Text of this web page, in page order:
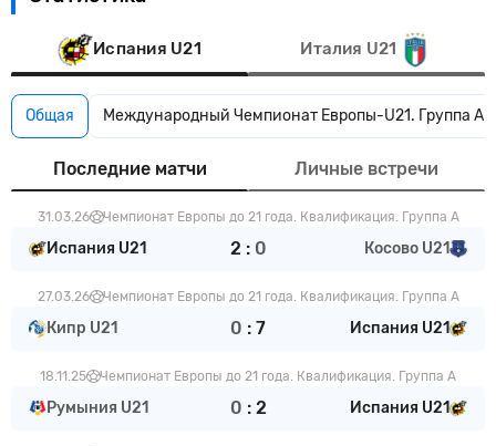
Испания U21 Италия U21
Общая Международный Чемпионат Европы-U21. Группа А
Последние матчи Личные встречи
31.03.26 Чемпионат Европы до 21 года. Квалификация. Группа A
Испания U21 2 : 0 Косово U21
27.03.26 Чемпионат Европы до 21 года. Квалификация. Группа A
Кипр U21 0 : 7 Испания U21
18.11.25 Чемпионат Европы до 21 года. Квалификация. Группа A
Румыния U21 0 : 2 Испания U21